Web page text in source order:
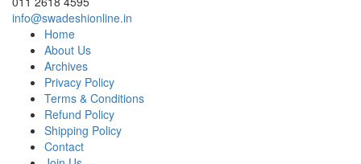
info@swadeshionline.in
Home
About Us
Archives
Privacy Policy
Terms & Conditions
Refund Policy
Shipping Policy
Contact